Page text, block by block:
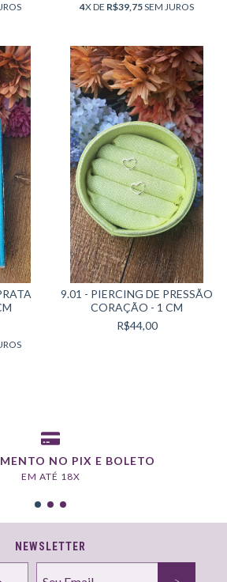
4X DE R$39,75SEM JUROS
9.01 - PIERCING DE PRESSÃO
CORAÇÃO - 1 CM
R$44,00
NO PIX E BOLETO
EM ATÉ 18X
NEWSLETTER